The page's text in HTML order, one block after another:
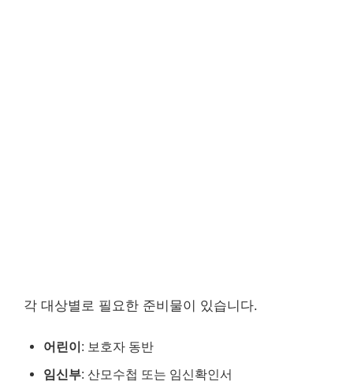
각 대상별로 필요한 준비물이 있습니다.
어린이: 보호자 동반
임신부: 산모수첩 또는 임신확인서